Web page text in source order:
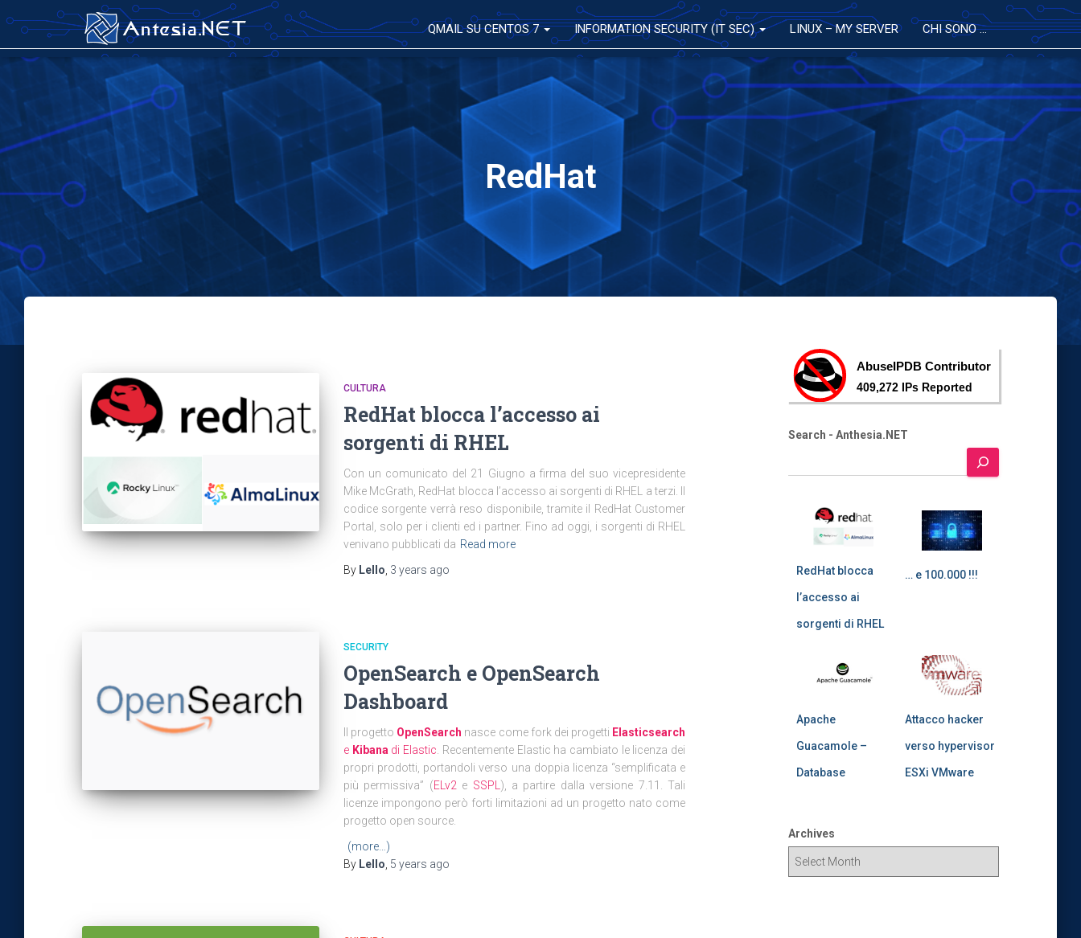
QMAIL SU CENTOS 7 INFORMATION SECURITY (IT SEC) LINUX – MY SERVER CHI SONO …
RedHat
CULTURA
RedHat blocca l’accesso ai
sorgenti di RHEL
Con un comunicato del 21 Giugno a firma del suo vicepresidente
Mike McGrath, RedHat blocca l’accesso ai sorgenti di RHEL a terzi. Il
codice sorgente verrà reso disponibile, tramite il RedHat Customer
Portal, solo per i clienti ed i partner. Fino ad oggi, i sorgenti di RHEL
venivano pubblicati da Read more
By Lello 3 years ago
SECURITY
OpenSearch e OpenSearch
Dashboard
Il progetto OpenSearch nasce come fork dei progetti Elasticsearch
e Kibana di Elastic . Recentemente Elastic ha cambiato le licenza dei
propri prodotti, portandoli verso una doppia licenza “semplificata e
più permissiva” (ELv2 e SSPL ), a partire dalla versione 7.11. Tali
licenze impongono però forti limitazioni ad un progetto nato come
progetto open source.
(more…)
By Lello 5 years ago
Search - Anthesia.NET
RedHat blocca
l’accesso ai
sorgenti di RHEL
… e 100.000 !!!
Apache
Guacamole –
Database
Attacco hacker
verso hypervisor
ESXi VMware
Archives